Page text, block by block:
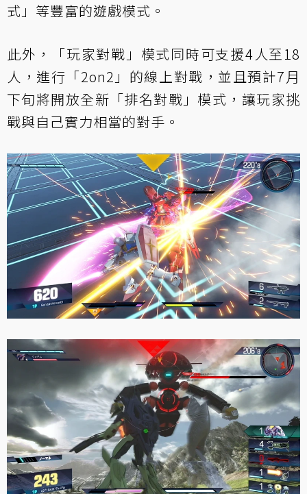
式」等豐富的遊戲模式。
此外，「玩家對戰」模式同時可支援4人至18
人，進行「2on2」的線上對戰，並且預計7月
下旬將開放全新「排名對戰」模式，讓玩家挑
戰與自己實力相當的對手。